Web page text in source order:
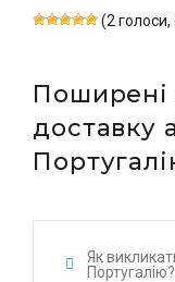
(2 голоси,
Поширені
доставку
Як
Португалію?